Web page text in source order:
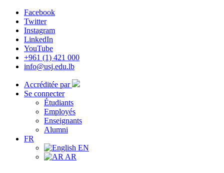
Facebook
Twitter
Instagram
LinkedIn
YouTube
+961 (1) 421 000
info@usj.edu.lb
Accréditée par
Se connecter
Étudiants
Employés
Enseignants
Alumni
FR
EN
AR